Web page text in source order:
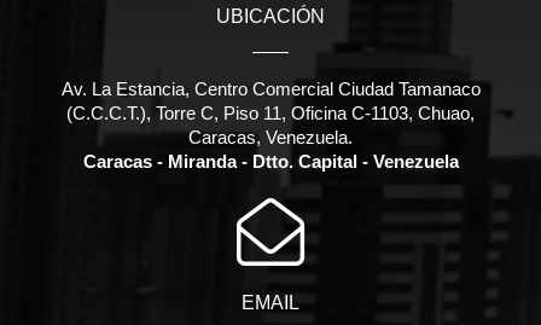
UBICACIÓN
Av. La Estancia, Centro Comercial Ciudad Tamanaco
(C.C.C.T.), Torre C, Piso 11, Oficina C-1103, Chuao,
Caracas, Venezuela.
Caracas - Miranda - Dtto. Capital - Venezuela
EMAIL